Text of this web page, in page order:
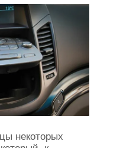
некоторых